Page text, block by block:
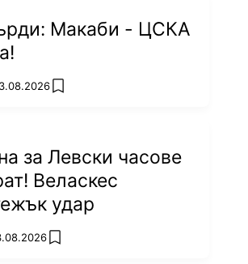
Макаби - ЦСКА
add favorites
за Левски часове
Веласкес
удар
add favorites